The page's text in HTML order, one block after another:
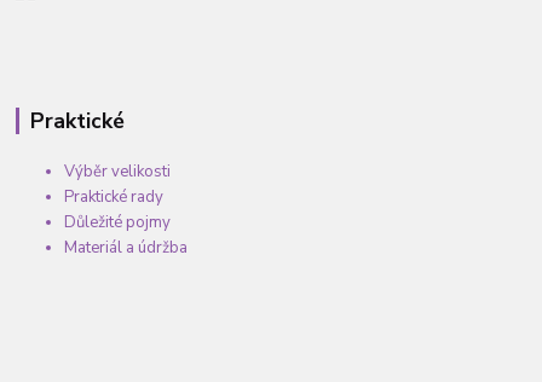
Praktické
Výběr velikosti
Praktické rady
Důležité pojmy
Materiál a údržba